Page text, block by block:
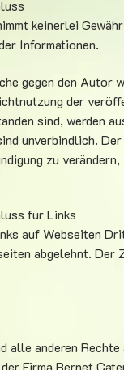
keinerlei
Informationen.
gegen den Autor
der
sind, werden
unverbindlich.
zu
für Links
auf Webseiten
abgelehnt. Der
alle anderen
Firma Bernet